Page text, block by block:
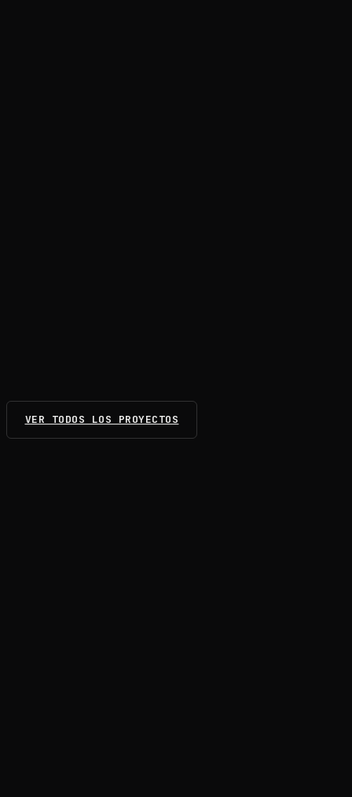
VER TODOS LOS PROYECTOS